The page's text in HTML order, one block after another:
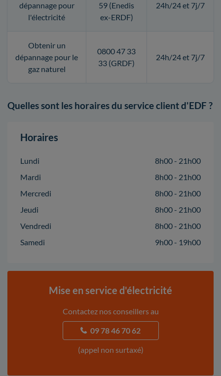
dépannage pour
l'électricité
59 (Enedis
ex-ERDF)
24h/24 et 7j/7
Obtenir un
dépannage pour le
gaz naturel
0800 47 33
33 (GRDF)
24h/24 et 7j/7
Quelles sont les horaires du service client d'EDF ?
Horaires
Lundi
8h00 - 21h00
Mardi
8h00 - 21h00
Mercredi
8h00 - 21h00
Jeudi
8h00 - 21h00
Vendredi
8h00 - 21h00
Samedi
9h00 - 19h00
Mise en service d'électricité
Contactez nos conseillers au
09 78 46 70 62
(appel non surtaxé)